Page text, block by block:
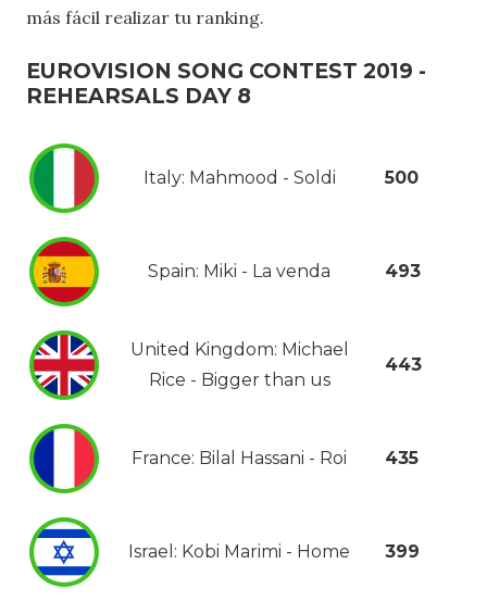
más fácil realizar tu ranking.
EUROVISION SONG CONTEST 2019 -
REHEARSALS DAY 8
Italy: Mahmood - Soldi 500
Spain: Miki - La venda 493
United Kingdom: Michael
Rice - Bigger than us
443
France: Bilal Hassani - Roi 435
Israel: Kobi Marimi - Home 399